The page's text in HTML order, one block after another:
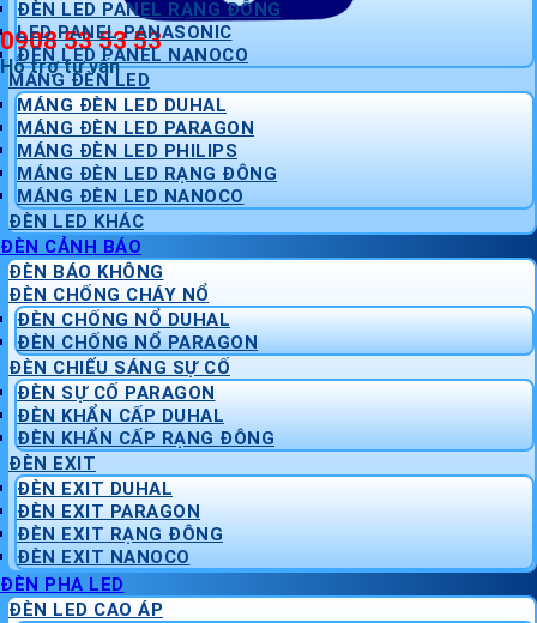
0908 53 53 53
Hỗ trợ tư vấn
ĐÈN LED PANEL RẠNG ĐÔNG
LED PANEL PANASONIC
ĐÈN LED PANEL NANOCO
MÁNG ĐÈN LED
MÁNG ĐÈN LED DUHAL
MÁNG ĐÈN LED PARAGON
MÁNG ĐÈN LED PHILIPS
MÁNG ĐÈN LED RẠNG ĐÔNG
MÁNG ĐÈN LED NANOCO
ĐÈN LED KHÁC
ĐÈN CẢNH BÁO
ĐÈN BÁO KHÔNG
ĐÈN CHỐNG CHÁY NỔ
ĐÈN CHỐNG NỔ DUHAL
ĐÈN CHỐNG NỔ PARAGON
ĐÈN CHIẾU SÁNG SỰ CỐ
ĐÈN SỰ CỐ PARAGON
ĐÈN KHẨN CẤP DUHAL
ĐÈN KHẨN CẤP RẠNG ĐÔNG
ĐÈN EXIT
ĐÈN EXIT DUHAL
ĐÈN EXIT PARAGON
ĐÈN EXIT RẠNG ĐÔNG
ĐÈN EXIT NANOCO
ĐÈN PHA LED
ĐÈN LED CAO ÁP